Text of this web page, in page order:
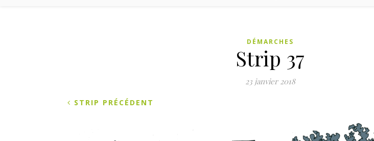
DÉMARCHES
Strip 37
23 janvier 2018
STRIP PRÉCÉDENT